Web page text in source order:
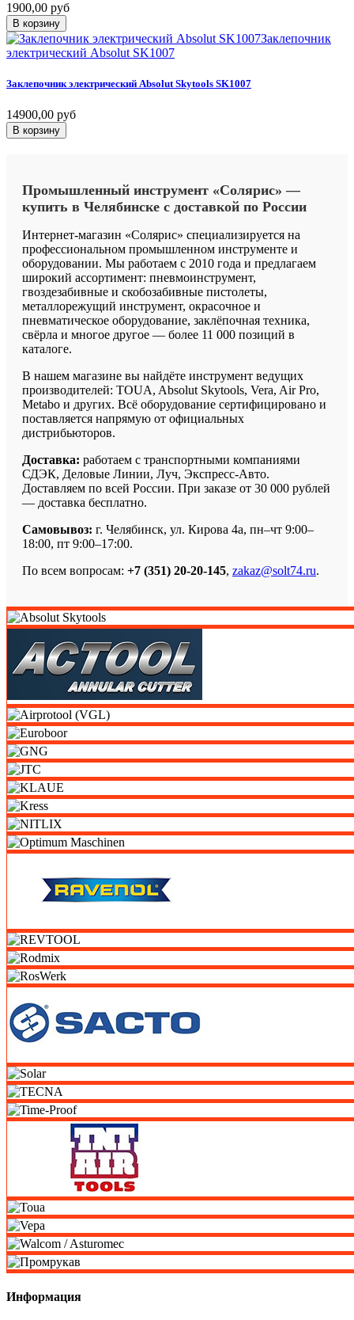
1900,00 руб
В корзину
Заклепочник
электрический Absolut SK1007
Заклепочник электрический Absolut Skytools SK1007
14900,00 руб
В корзину
Промышленный инструмент «Солярис» —
купить в Челябинске с доставкой по России
Интернет-магазин «Солярис» специализируется на
профессиональном промышленном инструменте и
оборудовании. Мы работаем с 2010 года и предлагаем
широкий ассортимент: пневмоинструмент,
гвоздезабивные и скобозабивные пистолеты,
металлорежущий инструмент, окрасочное и
пневматическое оборудование, заклёпочная техника,
свёрла и многое другое — более 11 000 позиций в
каталоге.
В нашем магазине вы найдёте инструмент ведущих
производителей: TOUA, Absolut Skytools, Vera, Air Pro,
Metabo и других. Всё оборудование сертифицировано и
поставляется напрямую от официальных
дистрибьюторов.
Доставка: работаем с транспортными компаниями
СДЭК, Деловые Линии, Луч, Экспресс-Авто.
Доставляем по всей России. При заказе от 30 000 рублей
— доставка бесплатно.
Самовывоз: г. Челябинск, ул. Кирова 4а, пн–чт 9:00–
18:00, пт 9:00–17:00.
По всем вопросам: +7 (351) 20-20-145, zakaz@solt74.ru.
Информация